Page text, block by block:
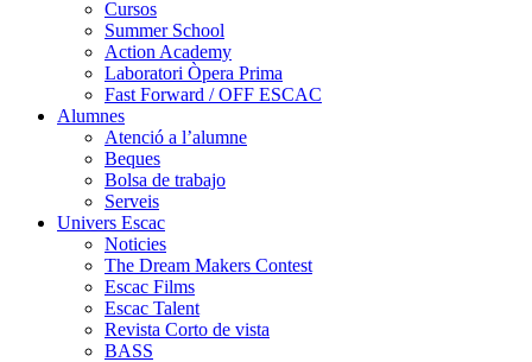
Cursos
Summer School
Action Academy
Laboratori Òpera Prima
Fast Forward / OFF ESCAC
Alumnes
Atenció a l’alumne
Beques
Bolsa de trabajo
Serveis
Univers Escac
Noticies
The Dream Makers Contest
Escac Films
Escac Talent
Revista Corto de vista
BASS